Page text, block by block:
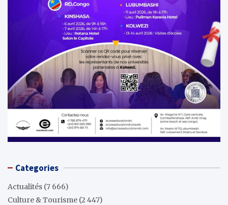
Categories
Actualités (7 666)
Culture & Tourisme (2 447)